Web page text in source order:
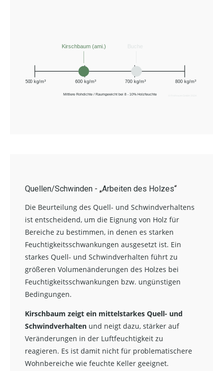
Quellen/Schwinden - „Arbeiten des Holzes“
Die Beurteilung des Quell- und Schwindverhaltens
ist entscheidend, um die Eignung von Holz für
Bereiche zu bestimmen, in denen es starken
Feuchtigkeitsschwankungen ausgesetzt ist. Ein
starkes Quell- und Schwindverhalten führt zu
größeren Volumenänderungen des Holzes bei
Feuchtigkeitsschwankungen bzw. ungünstigen
Bedingungen.
Kirschbaum zeigt ein mittelstarkes Quell- und
Schwindverhalten und neigt dazu, stärker auf
Veränderungen in der Luftfeuchtigkeit zu
reagieren. Es ist damit nicht für problematischere
Wohnbereiche wie feuchte Keller geeignet.